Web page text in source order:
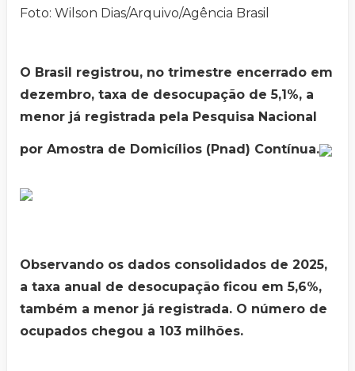
Foto: Wilson Dias/Arquivo/Agência Brasil
O Brasil registrou, no trimestre encerrado em
dezembro, taxa de desocupação de 5,1%, a
menor já registrada pela Pesquisa Nacional
por Amostra de Domicílios (Pnad) Contínua.
Observando os dados consolidados de 2025,
a taxa anual de desocupação ficou em 5,6%,
também a menor já registrada. O número de
ocupados chegou a 103 milhões.